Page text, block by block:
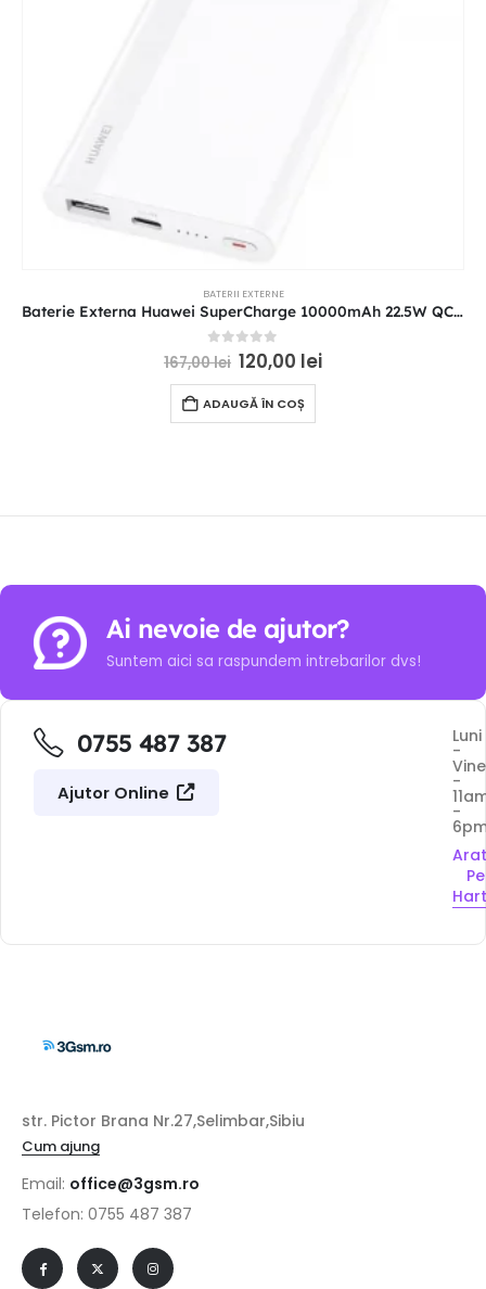
BATERII EXTERNE
Baterie Externa Huawei SuperCharge 10000mAh 22.5W QC + PD 1 x USB-A – 1 x USB-C
0 out of 5
167,00lei 120,00 lei
ADAUGĂ ÎN COȘ
Ai nevoie de ajutor?
Suntem aici sa raspundem intrebarilor dvs!
0755 487 387
Ajutor Online
Luni
-
-
-
Pe
str. Pictor Brana Nr.27,Selimbar,Sibiu
Cum ajung
Email: office@3gsm.ro
Telefon: 0755 487 387